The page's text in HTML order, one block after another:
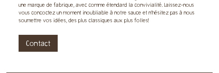
une marque de fabrique, avec comme étendard la convivialité. Laissez-nous
vous concoctez un moment inoubliable à notre sauce et n’hésitez pas à nous
soumettre vos idées, des plus classiques aux plus folles!
Contact